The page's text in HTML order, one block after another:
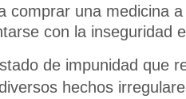
comprar una medicina
con la inseguridad
de impunidad que
hechos